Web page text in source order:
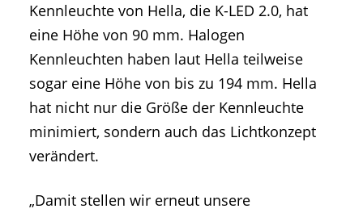
Kennleuchte von Hella, die K-LED 2.0, hat
eine Höhe von 90 mm. Halogen
Kennleuchten haben laut Hella teilweise
sogar eine Höhe von bis zu 194 mm. Hella
hat nicht nur die Größe der Kennleuchte
minimiert, sondern auch das Lichtkonzept
verändert.
„Damit stellen wir erneut unsere